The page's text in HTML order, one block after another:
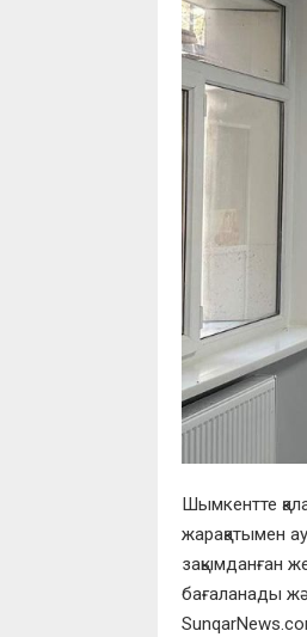
Шымкентте
жарақатымен
зақымданған
бағаланады